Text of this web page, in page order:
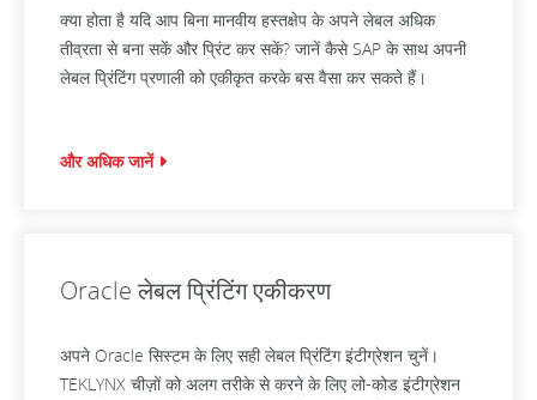
क्या होता है यदि आप बिना मानवीय हस्तक्षेप के अपने लेबल अधिक
तीव्रता से बना सकें और प्रिंट कर सकें? जानें कैसे SAP के साथ अपनी
लेबल प्रिंटिंग प्रणाली को एकीकृत करके बस वैसा कर सकते हैं।
और अधिक जानें
Oracle लेबल प्रिंटिंग एकीकरण
अपने Oracle सिस्टम के लिए सही लेबल प्रिंटिंग इंटीग्रेशन चुनें।
TEKLYNX चीज़ों को अलग तरीके से करने के लिए लो-कोड इंटीग्रेशन